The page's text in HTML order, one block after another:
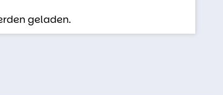
geladen.